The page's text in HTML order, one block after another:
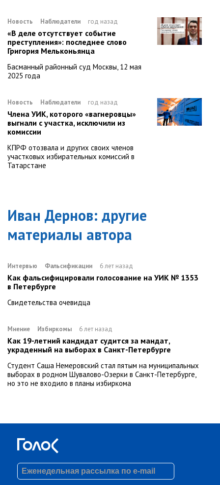
Новость Наблюдатели год назад
«В деле отсутствует событие
преступления»: последнее слово
Григория Мельконьянца
Басманный районный суд Москвы, 12 мая
2025 года
Новость Наблюдатели год назад
Члена УИК, которого «вагнеровцы»
выгнали с участка, исключили из
комиссии
КПРФ отозвала и других своих членов
участковых избирательных комиссий в
Татарстане
Иван Дернов: другие
материалы автора
Интервью Фальсификации 6 лет назад
Как фальсифицировали голосование на УИК № 1353
в Петербурге
Свидетельства очевидца
Мнение Избиркомы 6 лет назад
Как 19-летний кандидат судится за мандат,
украденный на выборах в Санкт-Петербурге
Студент Саша Немеровский стал пятым на муниципальных
выборах в родном Шувалово-Озерки в Санкт-Петербурге,
но это не входило в планы избиркома